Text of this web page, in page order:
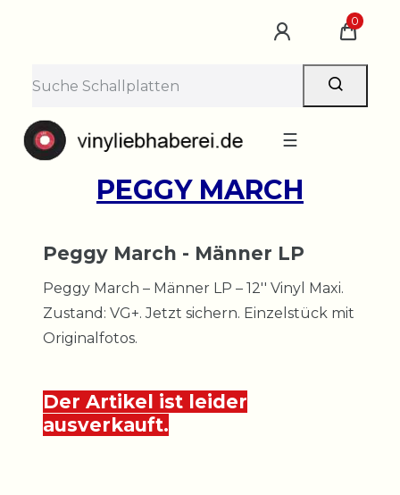
0
☰
PEGGY MARCH
Peggy March - Männer LP
Peggy March – Männer LP – 12'' Vinyl Maxi.
Zustand: VG+. Jetzt sichern. Einzelstück mit
Originalfotos.
Der Artikel ist leider
ausverkauft.